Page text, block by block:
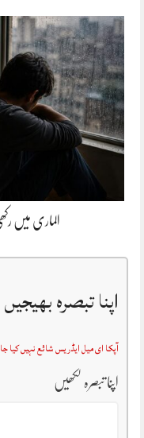
الماری میں
اپنا تبصرہ بھیجیں
آپکا ای میل ایڈریس شائع نہیں کیا
اپنا تبصرہ لکھیں